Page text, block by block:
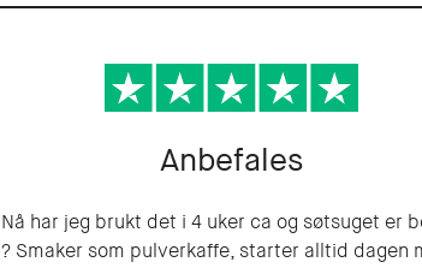
Anbefales
Nå har jeg brukt det i 4 uker ca og søtsuget er
? Smaker som pulverkaffe, starter alltid dagen